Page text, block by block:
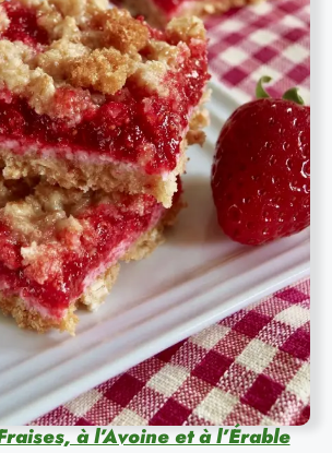
à l’Avoine et à l’Érable